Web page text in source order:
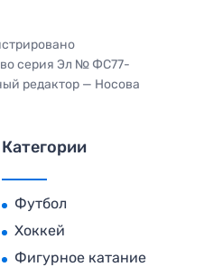
серия Эл № ФС77-
редактор — Носова
Категории
Футбол
Хоккей
Фигурное катание